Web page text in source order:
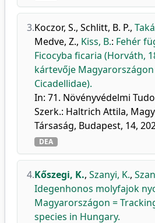
3.Koczor, S., Schlitt, B. P.,
Medve, Z., Kiss, B.: Fehér
Ficocyba ficaria (Horváth,
kártevője
Cicadellidae).
In: 71. Növényvédelmi
Szerk.: Haltrich Attila,
Társaság, Budapest, 14,
DEA
4.Kőszegi, K., Szanyi, K.,
Idegenhonos molyfajok
Magyarországon =
species in Hungary.